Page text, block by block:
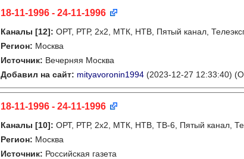
18-11-1996 - 24-11-1996
Каналы [12]: ОРТ, РТР, 2х2, МТК, НТВ, Пятый канал,
Регион: Москва
Источник: Вечерняя Москва
Добавил на сайт: mityavoronin1994 (2023-12-27 12:33:40)
18-11-1996 - 24-11-1996
Каналы [10]: ОРТ, РТР, 2х2, МТК, НТВ, ТВ-6, Пятый канал,
Регион: Москва
Источник: Российская газета